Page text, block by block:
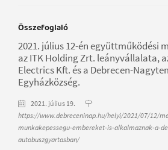
Összefoglaló
2021. július 12-én együttműködési
az ITK Holding Zrt. leányvállalata,
Electrics Kft. és a Debrecen-
Egyházközség.
2021. július 19.
https://www.debreceninap.hu/helyi/2021/07/12/
munkakepessegu-embereket-is-alkalmaznak-a-
autobuszgyartasban/